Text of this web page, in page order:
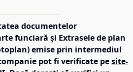
documentelor
funciară și Extrasele de plan
emise prin intermediul
pot fi verificate pe site-